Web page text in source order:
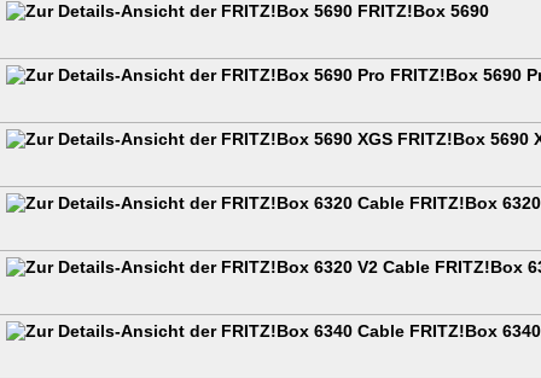
FRITZ!Box 5690
FRITZ!Box 5690
FRITZ!Box 5690
FRITZ!Box
FRITZ!Box
FRITZ!Box